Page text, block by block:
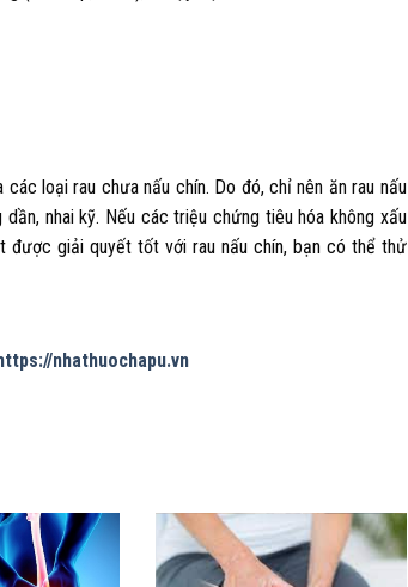
loại rau chưa nấu chín. Do đó, chỉ nên ăn rau nấu
nhai kỹ. Nếu các triệu chứng tiêu hóa không xấu
được giải quyết tốt với rau nấu chín, bạn có thể thử
nhathuochapu.vn